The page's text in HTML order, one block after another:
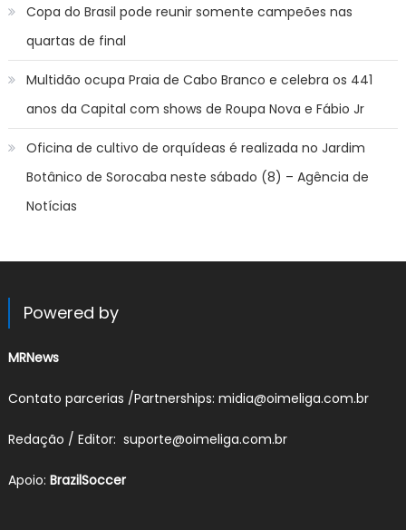
Copa do Brasil pode reunir somente campeões nas
quartas de final
Multidão ocupa Praia de Cabo Branco e celebra os 441
anos da Capital com shows de Roupa Nova e Fábio Jr
Oficina de cultivo de orquídeas é realizada no Jardim
Botânico de Sorocaba neste sábado (8) – Agência de
Notícias
Powered by
MRNews
Contato parcerias /Partnerships: midia@oimeliga.com.br
Redação / Editor: suporte@oimeliga.com.br
Apoio: BrazilSoccer